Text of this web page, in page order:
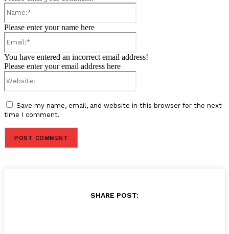
Please enter your name here
You have entered an incorrect email address!
Please enter your email address here
Save my name, email, and website in this browser for the next
time I comment.
SHARE POST: